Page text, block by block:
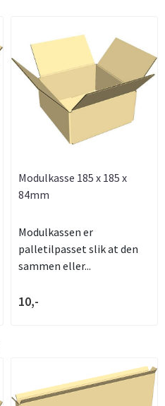
Modulkasse 185 x 185 x
84mm
Modulkassen er
palletilpasset slik at den
sammen eller...
10,-